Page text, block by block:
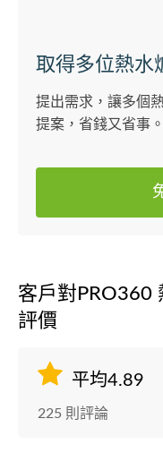
取得多位熱水
提出需求，讓多個
提案，省錢又省事。
客戶對PRO360
評價
平均4.89
225 則評論